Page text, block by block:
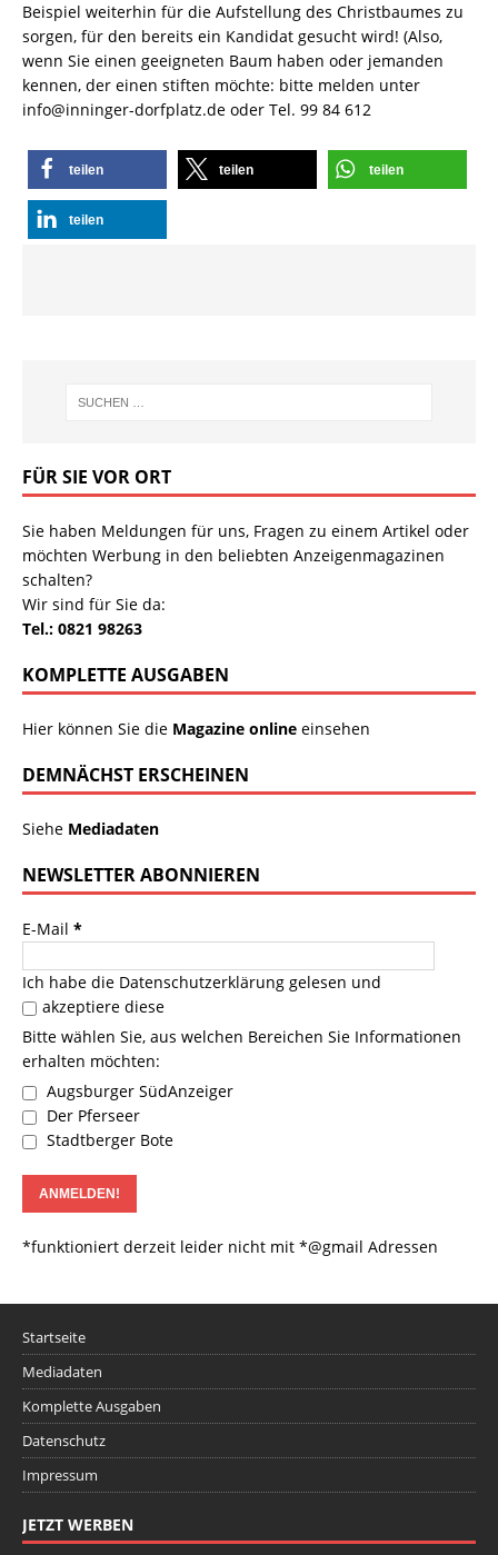
Beispiel weiterhin für die Aufstellung des Christbaumes zu
sorgen, für den bereits ein Kandidat gesucht wird! (Also,
wenn Sie einen geeigneten Baum haben oder jemanden
kennen, der einen stiften möchte: bitte melden unter
info@inninger-dorfplatz.de oder Tel. 99 84 612
teilen teilen teilen
teilen
FÜR SIE VOR ORT
Sie haben Meldungen für uns, Fragen zu einem Artikel oder
möchten Werbung in den beliebten Anzeigenmagazinen
schalten?
Wir sind für Sie da:
Tel.: 0821 98263
KOMPLETTE AUSGABEN
Hier können Sie die Magazine online einsehen
DEMNÄCHST ERSCHEINEN
Siehe Mediadaten
NEWSLETTER ABONNIEREN
E-Mail *
Ich habe die Datenschutzerklärung gelesen und
akzeptiere diese
Bitte wählen Sie, aus welchen Bereichen Sie Informationen
erhalten möchten:
Augsburger SüdAnzeiger
Der Pferseer
Stadtberger Bote
*funktioniert derzeit leider nicht mit *@gmail Adressen
Startseite
Mediadaten
Komplette Ausgaben
Datenschutz
Impressum
JETZT WERBEN